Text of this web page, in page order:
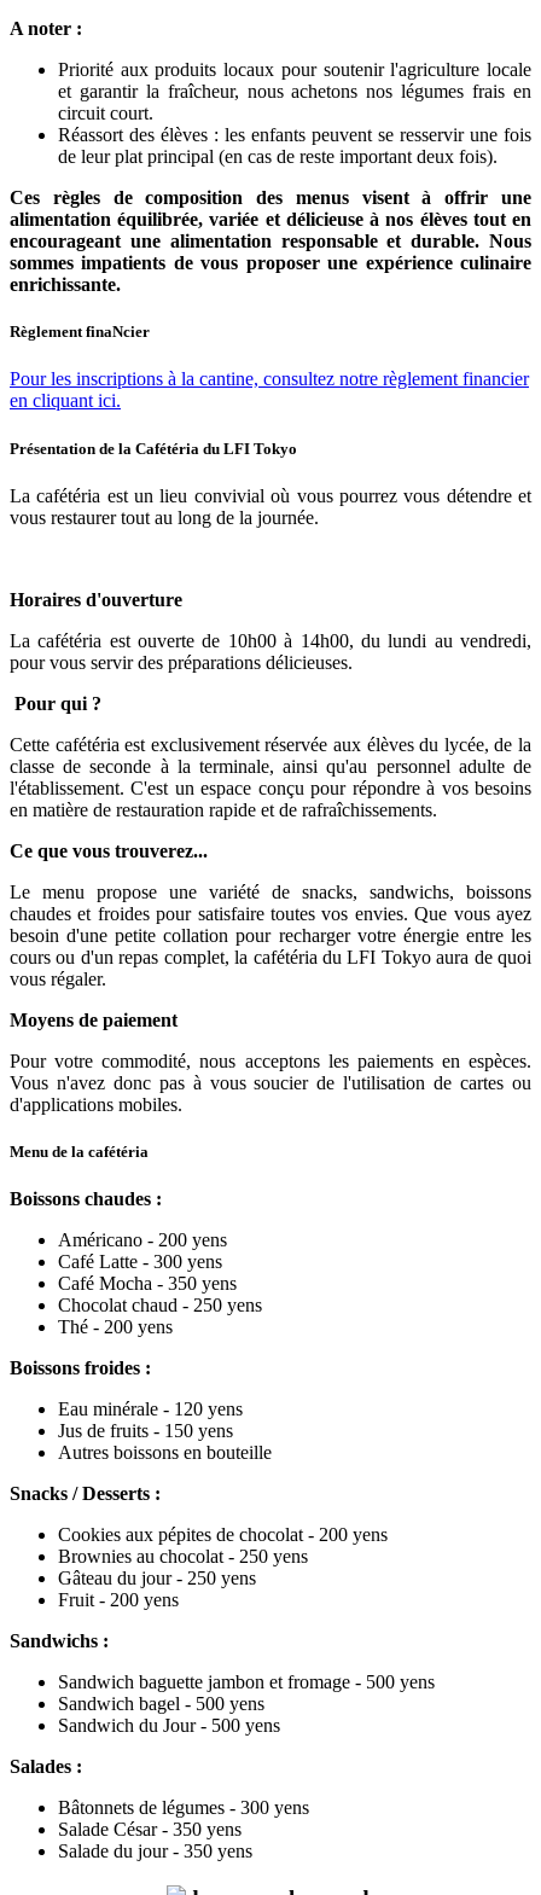
A noter :
Priorité aux produits locaux pour soutenir l'agriculture locale
et garantir la fraîcheur, nous achetons nos légumes frais en
circuit court.
Réassort des élèves : les enfants peuvent se resservir une fois
de leur plat principal (en cas de reste important deux fois).
Ces règles de composition des menus visent à offrir une
alimentation équilibrée, variée et délicieuse à nos élèves tout en
encourageant une alimentation responsable et durable. Nous
sommes impatients de vous proposer une expérience culinaire
enrichissante.
Règlement finaNcier
Pour les inscriptions à la cantine, consultez notre règlement financier
en cliquant ici.
Présentation de la Cafétéria du LFI Tokyo
La cafétéria est un lieu convivial où vous pourrez vous détendre et
vous restaurer tout au long de la journée.
Horaires d'ouverture
La cafétéria est ouverte de 10h00 à 14h00, du lundi au vendredi,
pour vous servir des préparations délicieuses.
Pour qui ?
Cette cafétéria est exclusivement réservée aux élèves du lycée, de la
classe de seconde à la terminale, ainsi qu'au personnel adulte de
l'établissement. C'est un espace conçu pour répondre à vos besoins
en matière de restauration rapide et de rafraîchissements.
Ce que vous trouverez...
Le menu propose une variété de snacks, sandwichs, boissons
chaudes et froides pour satisfaire toutes vos envies. Que vous ayez
besoin d'une petite collation pour recharger votre énergie entre les
cours ou d'un repas complet, la cafétéria du LFI Tokyo aura de quoi
vous régaler.
Moyens de paiement
Pour votre commodité, nous acceptons les paiements en espèces.
Vous n'avez donc pas à vous soucier de l'utilisation de cartes ou
d'applications mobiles.
Menu de la cafétéria
Boissons chaudes :
Américano - 200 yens
Café Latte - 300 yens
Café Mocha - 350 yens
Chocolat chaud - 250 yens
Thé - 200 yens
Boissons froides :
Eau minérale - 120 yens
Jus de fruits - 150 yens
Autres boissons en bouteille
Snacks / Desserts :
Cookies aux pépites de chocolat - 200 yens
Brownies au chocolat - 250 yens
Gâteau du jour - 250 yens
Fruit - 200 yens
Sandwichs :
Sandwich baguette jambon et fromage - 500 yens
Sandwich bagel - 500 yens
Sandwich du Jour- 500 yens
Salades :
Bâtonnets de légumes - 300 yens
Salade César - 350 yens
Salade du jour - 350 yens